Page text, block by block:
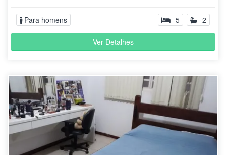
Para homens 5 2
Ver Detalhes